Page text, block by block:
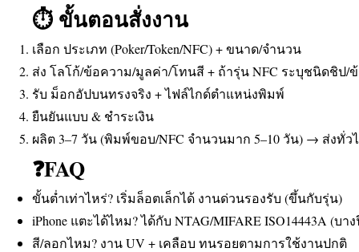
⏱️ ขั้นตอนสั่งงาน
เลือก ประเภท (Poker/Token/NFC) + ขนาด/จำนวน
ส่ง โลโก้/ข้อความ/มูลค่า/โทนสี + ถ้ารุ่น NFC ระบุชนิดชิป/
รับ ม็อกอัปบนทรงจริง + ไฟล์ไกด์ตำแหน่งพิมพ์
ยืนยันแบบ & ชำระเงิน
ผลิต 3–7 วัน (พิมพ์ขอบ/NFC จำนวนมาก 5–10 วัน) → ส่งทั่ว
❓FAQ
ขั้นต่ำเท่าไหร่? เริ่มล็อตเล็กได้ งานด่วนรองรับ (ขึ้นกับรุ่น)
iPhone แตะได้ไหม? ได้กับ NTAG/MIFARE ISO14443A (บ
สี/ลอกไหม? งาน UV + เคลือบ ทนรอยตามการใช้งานปกติ